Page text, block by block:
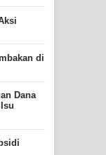
di
Dana